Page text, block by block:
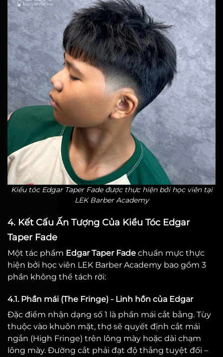
Kiểu tóc Edgar Taper Fade được thực hiện bởi học viên tại
LEK Barber Academy
4. Kết Cấu Ấn Tượng Của Kiểu Tóc Edgar
Taper Fade
Một tác phẩm Edgar Taper Fade chuẩn mực thực
hiện bởi học viên LEK Barber Academy bao gồm 3
phần không thể tách rời:
4.1. Phần mái (The Fringe) - Linh hồn của Edgar
Đặc điểm nhận dạng số 1 là phần mái cắt bằng. Tùy
thuộc vào khuôn mặt, thợ sẽ quyết định cắt mái
ngắn (High Fringe) trên lông mày hoặc dài chạm
lông mày. Đường cắt phải đạt độ thẳng tuyệt đối –